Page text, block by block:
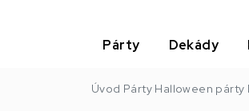
Párty Dekády
Úvod Párty Halloween párty